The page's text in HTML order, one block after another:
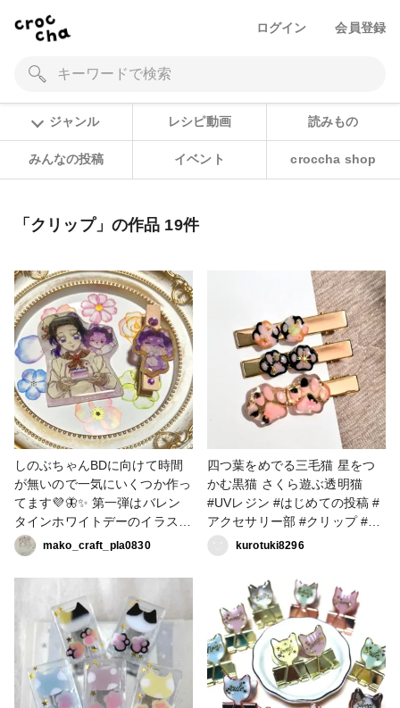
ログイン 会員登録
ジャンル レシピ動画 読みもの
みんなの投稿 イベント croccha shop
「クリップ」の作品 19件
しのぶちゃんBDに向けて時間
が無いので一気にいくつか作っ
てます💜🦋✨ 第一弾はバレン
タインホワイトデーのイラスト
より。昨年に引き続きクッキー
わんこ🐶が可愛い😍💕💕 今年
はキャラが等身なのでわんこの
可愛さ増し増し❣️わんこ単体は
クリップにしました。裏にマグ
ネットシートを貼ると冷蔵庫な
どに付けてメモクリップになり
ます😉 福袋のラメパウダーの
パープル系3色を使って髪の毛
mako_craft_pla0830
四つ葉をめでる三毛猫 星をつ
かむ黒猫 さくら遊ぶ透明猫
#UVレジン #はじめての投稿 #
アクセサリー部 #クリップ #ク
ロコちゃんレシピ
kurotuki8296